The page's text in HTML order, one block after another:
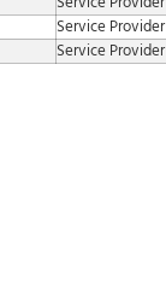
Service Provider
Service Provider